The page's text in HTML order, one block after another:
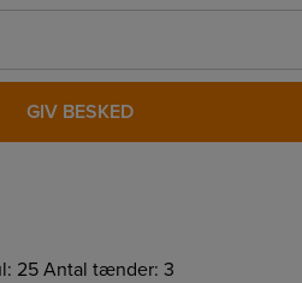
GIV BESKED
25 Antal tænder: 3